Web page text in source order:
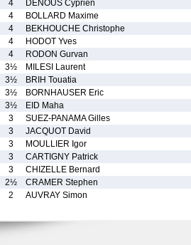
4
DENOUS Cyprien
4
BOLLARD Maxime
4
BEKHOUCHE Christophe
4
HODOT Yves
4
RODON Gurvan
3½
MILESI Laurent
3½
BRIH Touatia
3½
BORNHAUSER Eric
3½
EID Maha
3
SUEZ-PANAMA Gilles
3
JACQUOT David
3
MOULLIER Igor
3
CARTIGNY Patrick
3
CHIZELLE Bernard
2½
CRAMER Stephen
2 AUVRAY Simon